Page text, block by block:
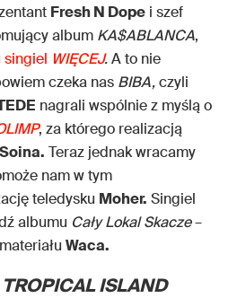
Fresh N Dope i szef
album KA$ABLANCA,
singiel WIĘCEJ.A to nie
czeka nas BIBA,czyli
nagrali wspólnie z myślą o
, za którego realizacją
Teraz jednak wracamy
nam w tym
teledysku Moher. Singiel
albumu Cały Lokal Skacze–
Waca.
TROPICAL ISLAND